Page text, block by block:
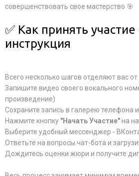
совершенствовать свое мастерство 🎯
✅ Как принять участие
инструкция
Всего несколько шагов отделяют вас от
Запишите видео своего вокального
произведение)
Сохраните запись в галерею телефона
Нажмите кнопку "Начать Участие"на
Выберите удобный мессенджер -
Ответьте на вопросы чат-бота и
Дождитесь оценки жюри и получите